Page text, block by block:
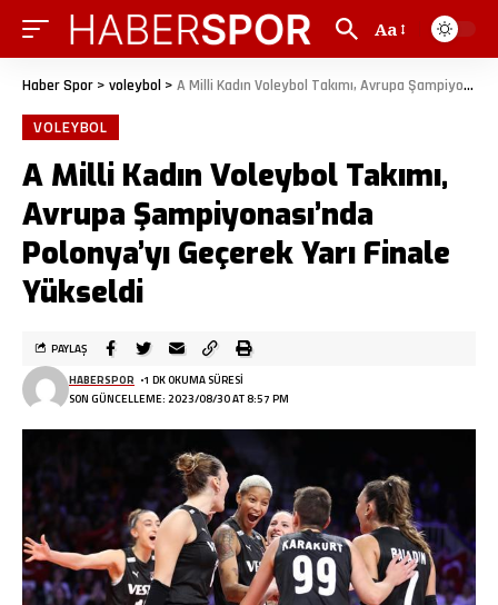
Aa
Haber Spor > voleybol > A Milli Kadın Voleybol Takımı, Avrupa Şampiyonası’nda Polonya’yı Geçerek Yarı Finale Yükseldi
VOLEYBOL
A Milli Kadın Voleybol Takımı,
Avrupa Şampiyonası’nda
Polonya’yı Geçerek Yarı Finale
Yükseldi
SON GÜNCELLEME: 2023/08/30 AT 8:57 PM
HABERSPOR 1 DK OKUMA SÜRESI
PAYLAŞ